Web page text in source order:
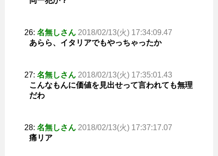
26: 名無しさん 2018/02/13(火) 17:34:09.47
あらら、イタリアでもやっちゃったか
27: 名無しさん 2018/02/13(火) 17:35:01.43
こんなもんに価値を見出せって言われても無理
だわ
28: 名無しさん 2018/02/13(火) 17:37:17.07
痛リア